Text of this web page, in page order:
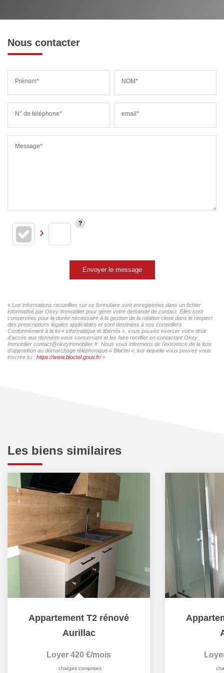
Nous contacter
Prénom* NOM*
N° de téléphone* email*
Message*
Envoyer le message
« Les informations recueillies sur ce formulaire sont enregistrées dans un fichier
informatisé par Okey Immobilier pour gérer votre demande de contact. Elles sont
conservées pour la durée nécessaire à la gestion de la relation client dans le respect
des prescriptions légales applicables et sont destinées à nos conseillers
Conformément à la loi « informatique et libertés », vous pouvez exercer votre droit
d'accès aux données vous concernant et les faire rectifier en contactant Okey
Immobilier contact@okeyimmobilier.fr. Nous vous informons de l'existence de la liste
d'opposition au démarchage téléphonique « Bloctel », sur laquelle vous pouvez vous
inscrire ici : https://www.bloctel.gouv.fr/»
Les biens similaires
Appartement T2 rénové
Aurillac
Loyer 420 €/mois
charges comprises